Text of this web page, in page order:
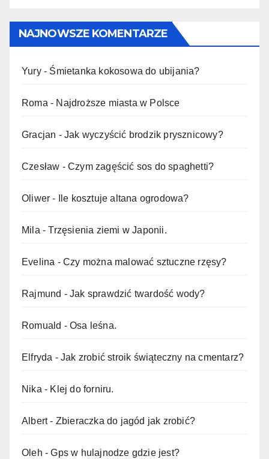
NAJNOWSZE KOMENTARZE
Yury- Śmietanka kokosowa do ubijania?
Roma - Najdroższe miasta w Polsce
Gracjan -Jak wyczyścić brodzik prysznicowy?
Czesław -Czym zagęścić sos do spaghetti?
Oliwer - Ile kosztuje altana ogrodowa?
Mila -Trzęsienia ziemi w Japonii.
Evelina -Czy można malować sztuczne rzęsy?
Rajmund -Jak sprawdzić twardość wody?
Romuald -Osa leśna.
Elfryda -Jak zrobić stroik świąteczny na cmentarz?
Nika - Klej do forniru.
Albert- Zbieraczka do jagód jak zrobić?
Oleh -Gps w hulajnodze gdzie jest?